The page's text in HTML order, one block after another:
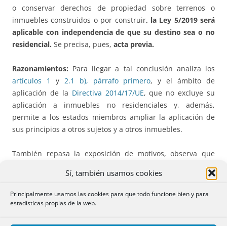
Sí, también usamos cookies
Principalmente usamos las cookies para que todo funcione bien y para
estadísticas propias de la web.
o conservar derechos de propiedad sobre terrenos o
inmuebles construidos o por construir, la Ley 5/2019 será
aplicable con independencia de que su destino sea o no
residencial. Se precisa, pues, acta previa.
Razonamientos: Para llegar a tal conclusión analiza los
artículos 1
y 2.1 b), párrafo primero, y el ámbito de
aplicación de la Directiva 2014/17/UE, que no excluye su
aplicación a inmuebles no residenciales y, además,
permite a los estados miembros ampliar la aplicación de
sus principios a otros sujetos y a otros inmuebles.
También repasa la exposición de motivos, observa que
cuando el legislador quiere limitar a inmuebles de uso
residencial lo hace (ver art. 129bis LHen materia de
vencimiento anticipado), y estudia la tramitación
parlamentaria.